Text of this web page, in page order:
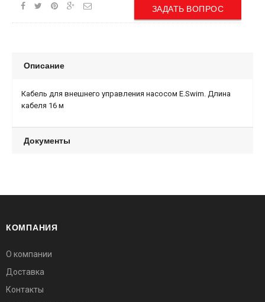
ЗАДАТЬ ВОПРОС
Описание
Кабель для внешнего управления насосом E.Swim. Длина
кабеля 16 м
Документы
КОМПАНИЯ
О компании
Доставка
Контакты